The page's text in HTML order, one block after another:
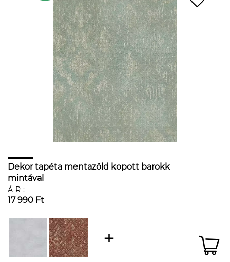
Dekor tapéta mentazöld kopott barokk
mintával
ÁR:
17 990 Ft